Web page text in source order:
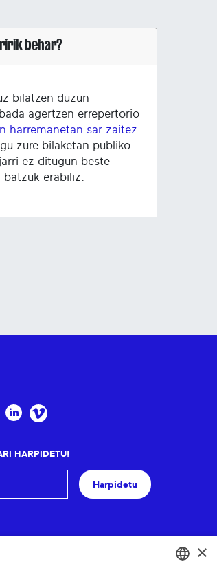
behar?
bilatzen duzun
agertzen errepertorio
harremanetan sar zaitez
zure bilaketan publiko
ez ditugun beste
erabiliz.
HARPIDETU!
Harpidetu
×